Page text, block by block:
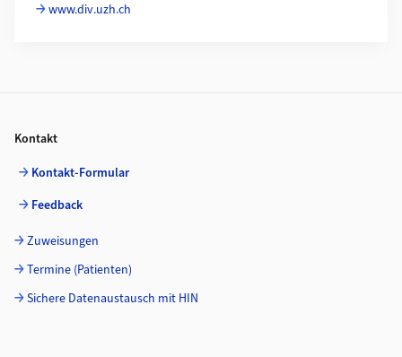
www.div.uzh.ch
Kontakt
Kontakt-Formular
Feedback
Zuweisungen
Termine (Patienten)
Sichere Datenaustausch mit HIN